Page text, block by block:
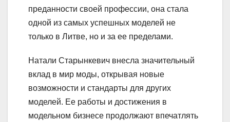
преданности своей профессии, она стала
одной из самых успешных моделей не
только в Литве, но и за ее пределами.
Натали Старынкевич внесла значительный
вклад в мир моды, открывая новые
возможности и стандарты для других
моделей. Ее работы и достижения в
модельном бизнесе продолжают впечатлять